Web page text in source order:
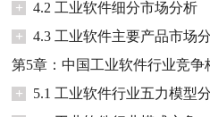
+
4.2 工业软件细分市场分析
+
4.3 工业软件主要产品市场
第5章：中国工业软件行业竞
+
5.1 工业软件行业五力模型